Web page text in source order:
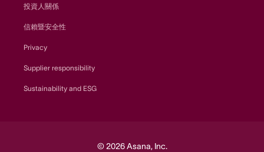
投資人關係
信賴暨安全性
Privacy
Supplier responsibility
Sustainability and ESG
© 2026 Asana, Inc.